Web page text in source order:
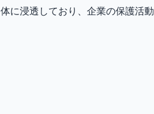
に浸透しており、企業の保護活動